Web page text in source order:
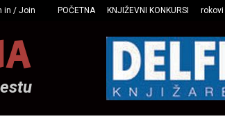
in / Join POČETNA KNJIŽEVNI KONKURSI rokovi